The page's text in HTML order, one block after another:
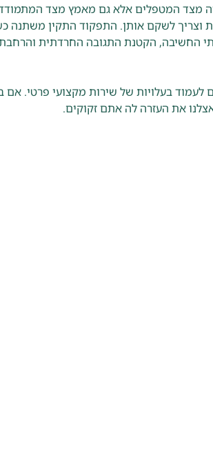
מצד המטפלים אלא גם מאמץ מצד
לשקם אותן. התפקוד התקין משתנה
החשיבה, הקטנת התגובה החרדתית
בעלויות של שירות מקצועי פרטי. אם
את העזרה לה אתם זקוקים.